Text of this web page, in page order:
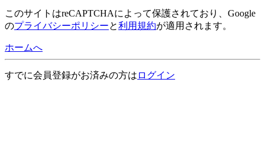
このサイトはreCAPTCHAによって保護されており、Google
のプライバシーポリシーと利用規約が適用されます。
ホームへ
すでに会員登録がお済みの方は ログイン